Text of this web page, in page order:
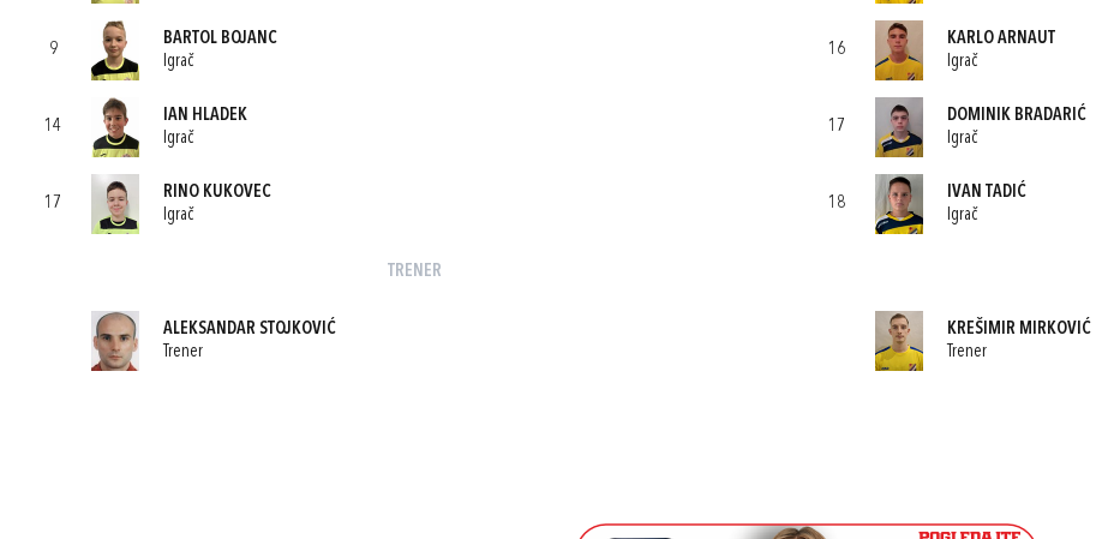
9
BARTOL BOJANC
Igrač
14
IAN HLADEK
Igrač
17
RINO KUKOVEC
Igrač
TRENER
ALEKSANDAR STOJKOVIĆ
Trener
16
KARLO ARNAUT
Igrač
17
DOMINIK BRADARIĆ
Igrač
18
IVAN TADIĆ
Igrač
KREŠIMIR MIRKOVIĆ
Trener